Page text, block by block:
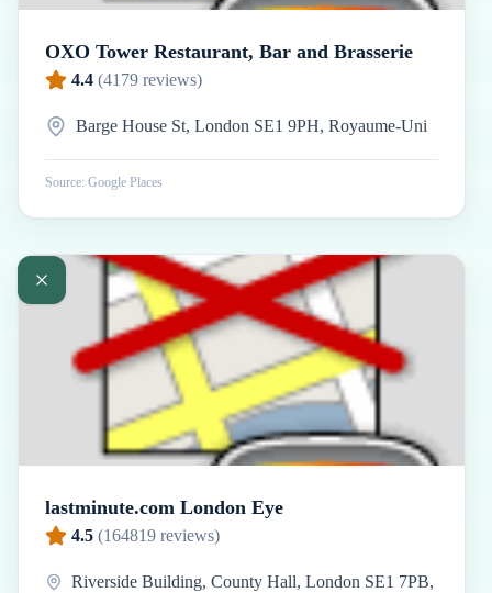
OXO Tower Restaurant, Bar and Brasserie
4.4 (4179 reviews)
Barge House St, London SE1 9PH, Royaume-Uni
Source: Google Places
lastminute.com London Eye
4.5 (164819 reviews)
Riverside Building, County Hall, London SE1 7PB,